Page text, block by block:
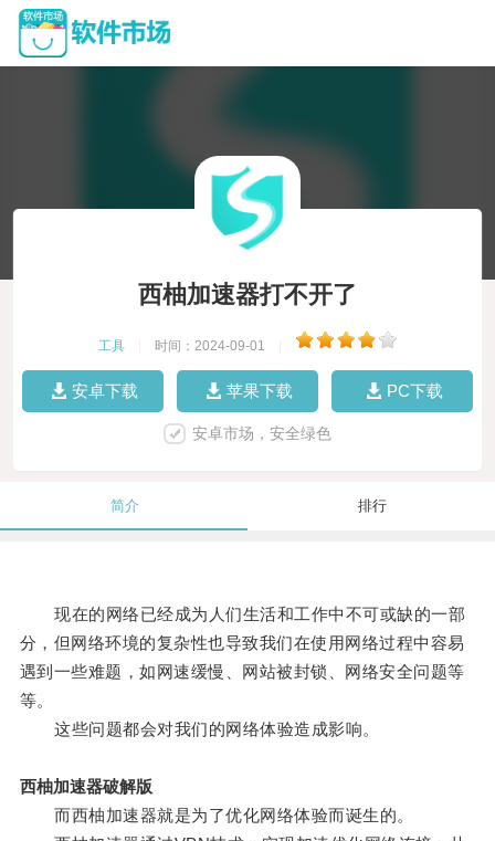
西柚加速器打不开了
工具 时间：2024-09-01
安卓下载 苹果下载 PC下载
安卓市场，安全绿色
简介 排行
现在的网络已经成为人们生活和工作中不可或缺的一部
分，但网络环境的复杂性也导致我们在使用网络过程中容易
遇到一些难题，如网速缓慢、网站被封锁、网络安全问题等
等。
这些问题都会对我们的网络体验造成影响。
西柚加速器破解版
而西柚加速器就是为了优化网络体验而诞生的。